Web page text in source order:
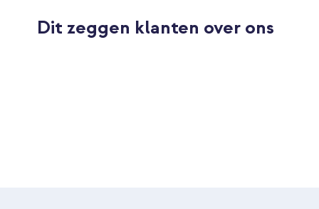
Kabel los te koppelen
Ja
Dit zeggen klanten over ons